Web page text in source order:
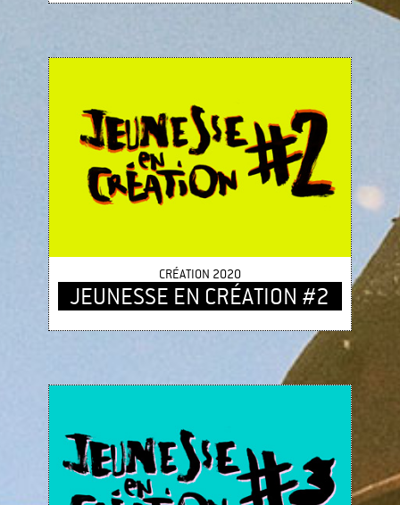
CRÉATION 2020
JEUNESSE EN CRÉATION #2